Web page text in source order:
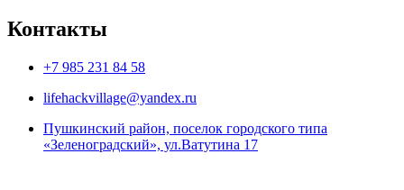
Контакты
+7 985 231 84 58
lifehackvillage@yandex.ru
Пушкинский район, поселок городского типа
«Зеленоградский», ул.Ватутина 17